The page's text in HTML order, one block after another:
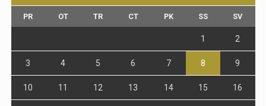
PR OT TR CT PK SS SV
1 2
3 4 5 6 7 8 9
10 11 12 13 14 15 16